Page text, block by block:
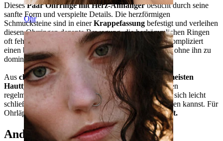
Ohr
DiesesPaar Ohrringe mit Herz-Anhängerbesticht durch seine
sanfte Form und verspielte Details. Die herzförmigen
Schmucksteine sind in einerKrappefassung befestigt und verleihen
diesen Ohrringen dezente Bewegung, die herkömmlichen Ringen
oft fehtl. Mit diesem Schmuckstück setzt du ganz unkompliziert
einen besonderen Akzent, der deinen Look auffrischt, ohne ihn zu
dominieren. Erhältlich in den Farben Gold und Silber.
Aus chirurgischem Stahl gefertigt, sind sie
für die meisten
Hauttypen geeignet, wasserfest undlanglebig
für den
regelmäßigen Einsatz. DerScharnierverschlusslässt sich leicht
schließen und sitzt sicher, sodass du sie jeden Tag tragen kannst. Für
Ohrläppchenpiercings geeignet und als Paar verkauft.
Andere haben ebenfalls gekauft